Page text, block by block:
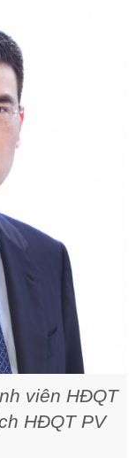
viên HĐQT
HĐQT PV